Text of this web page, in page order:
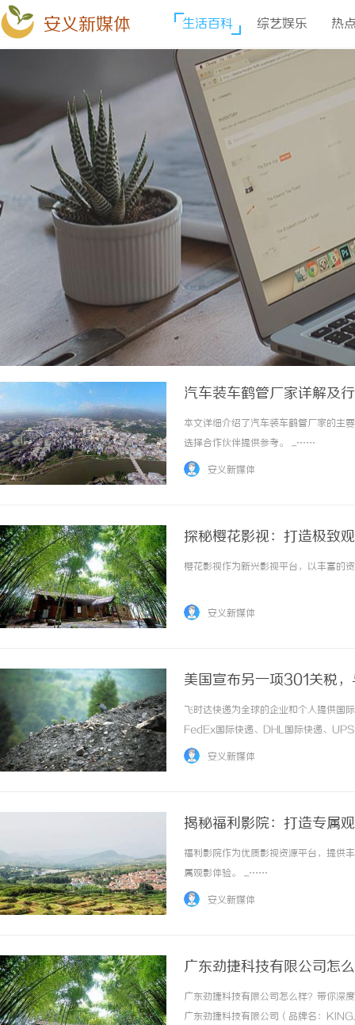
安义新媒体 生活百科 综艺娱乐 热
汽车装车鹤管厂家详解及
本文详细介绍了汽车装车鹤管厂家的主
选择合作伙伴提供参考。 ...……
安义新媒体
探秘樱花影视：打造极致
樱花影视作为新兴影视平台，以丰富的
安义新媒体
美国宣布另一项301关税
达快递官网
飞时达快递为全球的企业和个人提供国
FedEx国际快递、DHL国际快递、
务。欧洲.美洲.非洲.东南亚促销价格
安义新媒体
揭秘福利影院：打造专属
福利影院作为优质影视资源平台，提供
属观影体验。 ...……
安义新媒体
广东劲捷科技有限公司怎
广东劲捷科技有限公司怎么样？带你深
广东劲捷科技有限公司（品牌名：